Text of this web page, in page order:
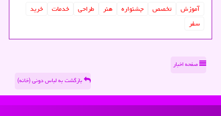
آموزش تخصص جشنواره هنر طراحی خدمات
خرید
سفر
صفحه اخبار
بازگشت به لباس دونی (خانه)